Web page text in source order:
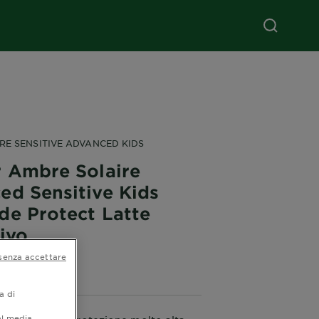
SENSITIVE ADVANCED KIDS
Ambre Solaire
Sensitive Kids
Protect Latte
(0 Reviews)
di
accettare